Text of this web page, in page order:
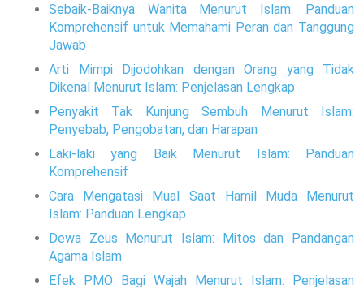
Sebaik-Baiknya Wanita Menurut Islam: Panduan
Komprehensif untuk Memahami Peran dan Tanggung
Jawab
Arti Mimpi Dijodohkan dengan Orang yang Tidak
Dikenal Menurut Islam: Penjelasan Lengkap
Penyakit Tak Kunjung Sembuh Menurut Islam:
Penyebab, Pengobatan, dan Harapan
Laki-laki yang Baik Menurut Islam: Panduan
Komprehensif
Cara Mengatasi Mual Saat Hamil Muda Menurut
Islam: Panduan Lengkap
Dewa Zeus Menurut Islam: Mitos dan Pandangan
Agama Islam
Efek PMO Bagi Wajah Menurut Islam: Penjelasan